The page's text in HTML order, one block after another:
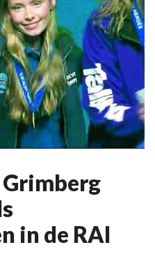
in de RAI